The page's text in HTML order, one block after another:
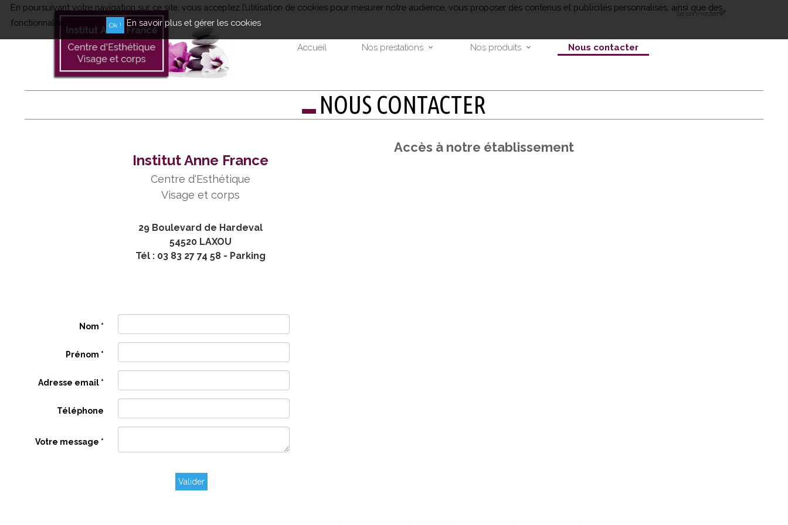
En poursuivant votre navigation sur ce site, vous acceptez l’utilisation de cookies pour mesurer notre audience, vous proposer des contenus et publicités personnalisés, ainsi que des
fonctionnalités sociales.
En savoir plus et gérer les cookies
Se connecter
Accueil Nos prestations Nos produits Nous contacter
NOUS CONTACTER
Institut Anne France
Centre d'Esthétique
Visage et corps
29 Boulevard de Hardeval
54520 LAXOU
Tél : 03 83 27 74 58 - Parking
Nom *
Prénom *
Adresse email *
Téléphone
Votre message *
Valider
Accès à notre établissement